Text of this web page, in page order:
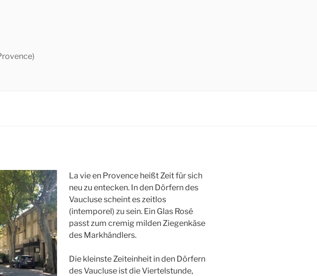
La vie en Provence heißt Zeit für sich
neu zu entecken. In den Dörfern des
Vaucluse scheint es zeitlos
(intemporel) zu sein. Ein Glas Rosé
passt zum cremig milden Ziegenkäse
des Markhändlers.
Die kleinste Zeiteinheit in den Dörfern
des Vaucluse ist die Viertelstunde,